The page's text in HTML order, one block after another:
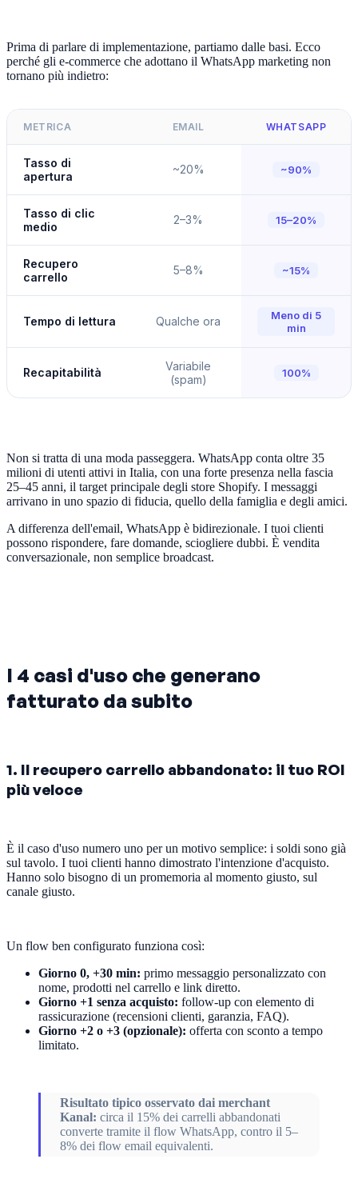
Prima di parlare di implementazione, partiamo dalle basi. Ecco
perché gli e-commerce che adottano il WhatsApp marketing non
tornano più indietro:
METRICA EMAIL WHATSAPP
Tasso di
apertura
~20% ~90%
Tasso di clic
medio
2–3% 15–20%
Recupero
carrello
5–8% ~15%
Tempo di lettura Qualche ora
Meno di 5
min
Recapitabilità
Variabile
(spam)
100%
Non si tratta di una moda passeggera. WhatsApp conta oltre 35
milioni di utenti attivi in Italia, con una forte presenza nella fascia
25–45 anni, il target principale degli store Shopify. I messaggi
arrivano in uno spazio di fiducia, quello della famiglia e degli amici.
A differenza dell'email, WhatsApp è bidirezionale. I tuoi clienti
possono rispondere, fare domande, sciogliere dubbi. È vendita
conversazionale, non semplice broadcast.
I 4 casi d'uso che generano
fatturato da subito
1. Il recupero carrello abbandonato: il tuo ROI
più veloce
È il caso d'uso numero uno per un motivo semplice: i soldi sono già
sul tavolo. I tuoi clienti hanno dimostrato l'intenzione d'acquisto.
Hanno solo bisogno di un promemoria al momento giusto, sul
canale giusto.
Un flow ben configurato funziona così:
Giorno 0, +30 min: primo messaggio personalizzato con
nome, prodotti nel carrello e link diretto.
Giorno +1 senza acquisto: follow-up con elemento di
rassicurazione (recensioni clienti, garanzia, FAQ).
Giorno +2 o +3 (opzionale): offerta con sconto a tempo
limitato.
Risultato tipico osservato dai merchant
Kanal: circa il 15% dei carrelli abbandonati
converte tramite il flow WhatsApp, contro il 5–
8% dei flow email equivalenti.